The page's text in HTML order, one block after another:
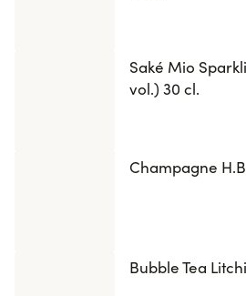
Saké Mio
vol.) 30 cl.
Champagne
Bubble Tea